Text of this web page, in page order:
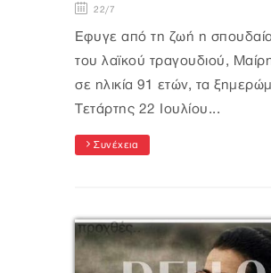
22/7
Έφυγε από τη ζωή η
του λαϊκού τραγουδιού,
σε ηλικία 91 ετών, τα
Τετάρτης 22 Ιουλίου...
Συνέχεια